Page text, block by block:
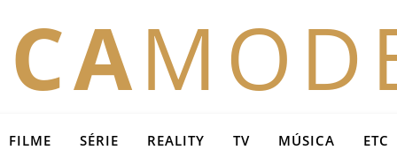
FILME SÉRIE REALITY TV MÚSICA ETC